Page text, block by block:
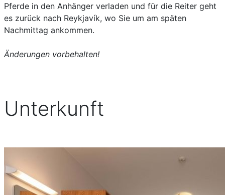
Pferde in den Anhänger verladen und für die Reiter geht
es zurück nach Reykjavík, wo Sie um am späten
Nachmittag ankommen.
Änderungen vorbehalten!
Unterkunft